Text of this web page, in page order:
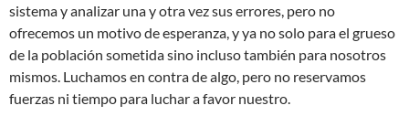
sistema y analizar una y otra vez sus errores, pero no
ofrecemos un motivo de esperanza, y ya no solo para el grueso
de la población sometida sino incluso también para nosotros
mismos. Luchamos en contra de algo, pero no reservamos
fuerzas ni tiempo para luchar a favor nuestro.